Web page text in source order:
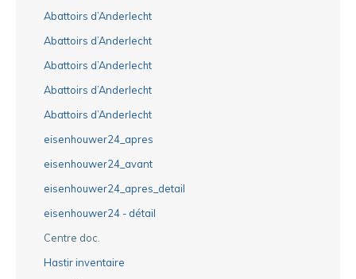
Abattoirs d’Anderlecht
Abattoirs d’Anderlecht
Abattoirs d’Anderlecht
Abattoirs d’Anderlecht
Abattoirs d’Anderlecht
eisenhouwer24_apres
eisenhouwer24_avant
eisenhouwer24_apres_detail
eisenhouwer24 - détail
Centre doc.
Hastir inventaire